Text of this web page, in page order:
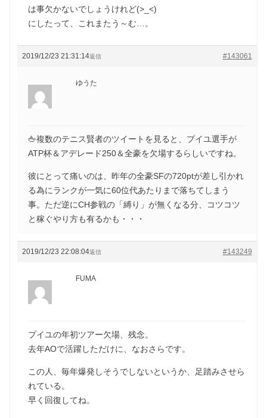
は事欠かないでしょうけれど(>_<)
にしたって、これまたう～む…。
2019/12/23 21:31:14 #143061
返信
ゆうた
🖕複数のテニス賢者のツイートを見ると、プイユ選手が
ATP杯＆アデレード250＆全豪を欠場するらしいですね。
彼にとって痛いのは、昨年の全豪SFの720ptが差し引かれ
る為にランクが一気に60位代あたりまで落ちてしまう
事。ただ逆にCH参戦の「縛り」が無くなる分、コツコツ
と稼ぐやり方も有るかも・・・
2019/12/23 22:08:04 #143249
返信
FUMA
プイユの年初ツアー欠場、残念。
去年AOで活躍しただけに、なおさらです。
この人、毎年爆発しそうでしないというか、足踏みさせら
れている。
早く回復してね。